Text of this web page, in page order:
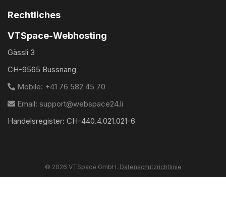
Rechtliches
VTSpace-Webhosting
Gässli 3
CH-9565 Bussnang
Mobile: +41 76 582 45 70
Email: support@webspace24.li
Handelsregister: CH-440.4.021.021-6
© 2026 VTSpace GmbH. Datenschutzrichtlinie